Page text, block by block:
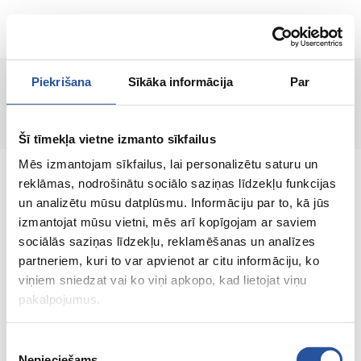
Piekrišana Sīkāka informācija Par
Šī tīmekļa vietne izmanto sīkfailus
Mēs izmantojam sīkfailus, lai personalizētu saturu un
reklāmas, nodrošinātu sociālo saziņas līdzekļu funkcijas
un analizētu mūsu datplūsmu. Informāciju par to, kā jūs
izmantojat mūsu vietni, mēs arī kopīgojam ar saviem
sociālās saziņas līdzekļu, reklamēšanas un analīzes
partneriem, kuri to var apvienot ar citu informāciju, ko
viņiem sniedzat vai ko viņi apkopo, kad lietojat viņu
pakalpojumus.
RU
Страница не найдена!
Интернет-магазин с выгодными ценами и
качественными товарами, где
удовлетворённость клиента является нашей
главной ценностью.
Vse dlja vashego doma i sada!